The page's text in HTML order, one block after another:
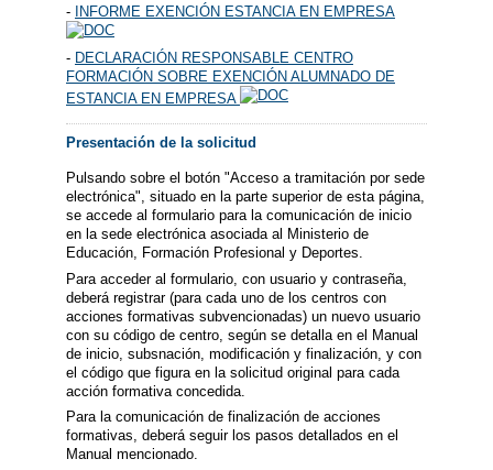
- INFORME EXENCIÓN ESTANCIA EN EMPRESA
- DECLARACIÓN RESPONSABLE CENTRO
FORMACIÓN SOBRE EXENCIÓN ALUMNADO DE
ESTANCIA EN EMPRESA
Presentación de la solicitud
Pulsando sobre el botón "Acceso a tramitación por sede
electrónica", situado en la parte superior de esta página,
se accede al formulario para la comunicación de inicio
en la sede electrónica asociada al Ministerio de
Educación, Formación Profesional y Deportes.
Para acceder al formulario, con usuario y contraseña,
deberá registrar (para cada uno de los centros con
acciones formativas subvencionadas) un nuevo usuario
con su código de centro, según se detalla en el Manual
de inicio, subsnación, modificación y finalización, y con
el código que figura en la solicitud original para cada
acción formativa concedida.
Para la comunicación de finalización de acciones
formativas, deberá seguir los pasos detallados en el
Manual mencionado.